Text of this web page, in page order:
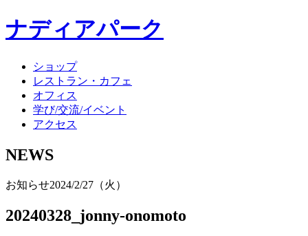
ナディアパーク
ショップ
レストラン・カフェ
オフィス
学び/交流/イベント
アクセス
NEWS
お知らせ2024/2/27（火）
20240328_jonny-onomoto